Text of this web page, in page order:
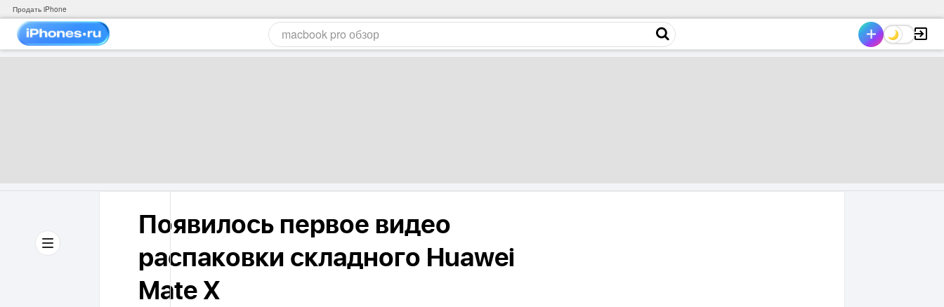
Продать iPhone
Появилось первое видео
распаковки складного Huawei
Mate X